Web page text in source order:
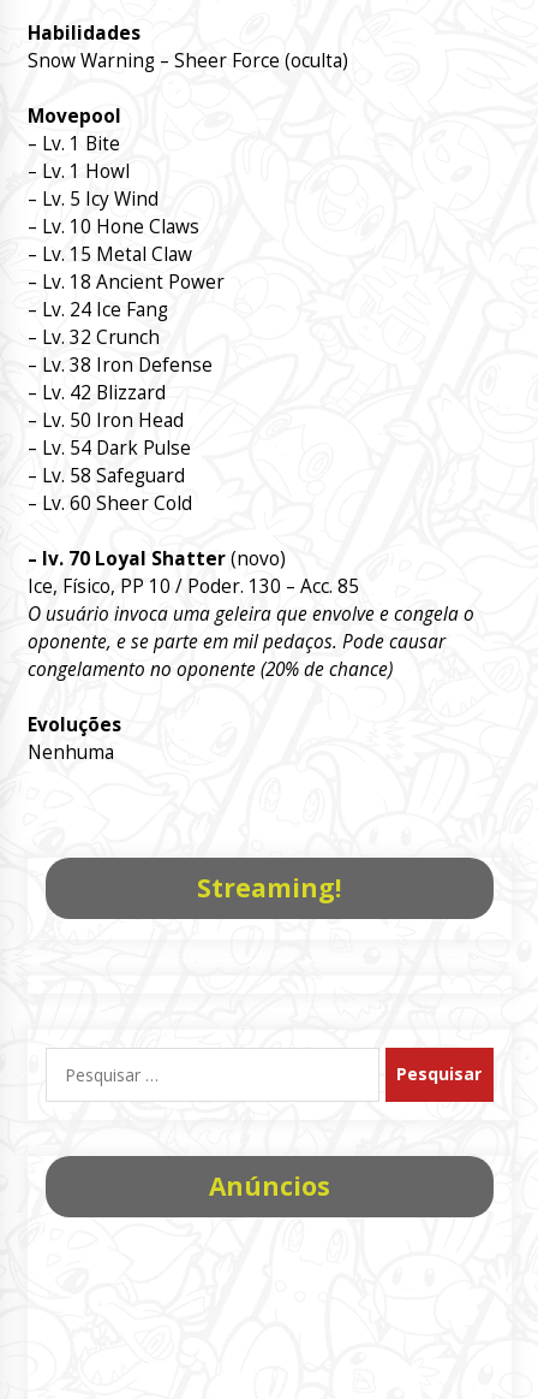
Habilidades
Snow Warning – Sheer Force (oculta)
Movepool
– Lv. 1 Bite
– Lv. 1 Howl
– Lv. 5 Icy Wind
– Lv. 10 Hone Claws
– Lv. 15 Metal Claw
– Lv. 18 Ancient Power
– Lv. 24 Ice Fang
– Lv. 32 Crunch
– Lv. 38 Iron Defense
– Lv. 42 Blizzard
– Lv. 50 Iron Head
– Lv. 54 Dark Pulse
– Lv. 58 Safeguard
– Lv. 60 Sheer Cold
– lv. 70 Loyal Shatter(novo)
Ice, Físico, PP 10 / Poder. 130 – Acc. 85
O usuário invoca uma geleira que envolve e congela o
oponente, e se parte em mil pedaços. Pode causar
congelamento no oponente (20% de chance)
Evoluções
Nenhuma
Streaming!
por:
Anúncios